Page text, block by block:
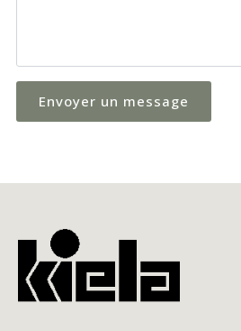
Envoyer un message